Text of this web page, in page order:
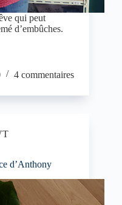
qui peut
d’embûches.
4 commentaires
d’Anthony